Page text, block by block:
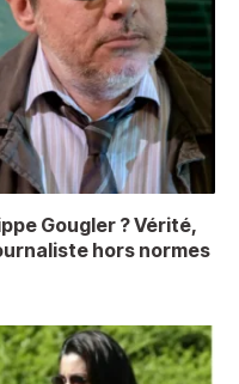
Gougler ? Vérité,
hors normes